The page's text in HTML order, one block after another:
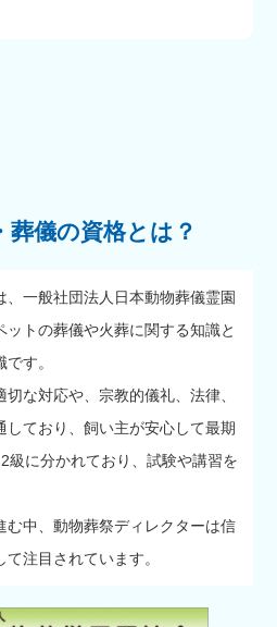
葬儀の資格とは？
、一般社団法人日本動物葬儀霊園
トの葬儀や火葬に関する知識と
す。
な対応や、宗教的儀礼、法律、
しており、飼い主が安心して最期
級に分かれており、試験や講習を
む中、動物葬祭ディレクターは信
注目されています。